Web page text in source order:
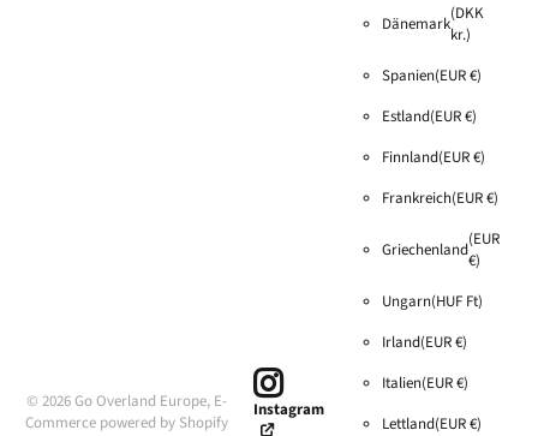
© 2026Go Overland Europe, E-
Commerce powered by Shopify
Instagram
Dänemark(DKK
kr.)
Spanien(EUR €)
Estland(EUR €)
Finnland(EUR €)
Frankreich(EUR €)
Griechenland(EUR
€)
Ungarn(HUF Ft)
Irland(EUR €)
Italien(EUR €)
Lettland(EUR €)